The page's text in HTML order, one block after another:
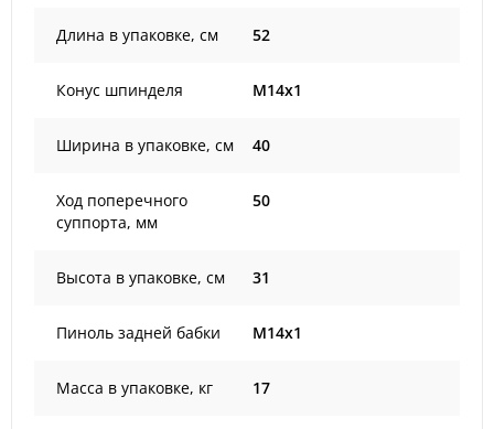
Длина в упаковке, см 52
Конус шпинделя M14x1
Ширина в упаковке, см 40
Ход поперечного
суппорта, мм
50
Высота в упаковке, см 31
Пиноль задней бабки M14x1
Масса в упаковке, кг 17